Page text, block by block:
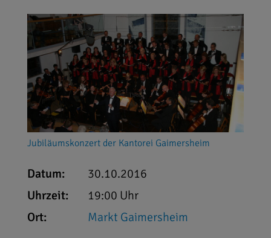
Jubiläumskonzert der Kantorei Gaimersheim
Datum:
30.10.2016
Uhrzeit:
19:00 Uhr
Ort:
Markt Gaimersheim